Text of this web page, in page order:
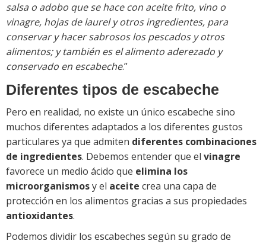
salsa o adobo que se hace con aceite frito, vino o
vinagre, hojas de laurel y otros ingredientes, para
conservar y hacer sabrosos los pescados y otros
alimentos; y también es el alimento aderezado y
conservado en escabeche.”
Diferentes tipos de escabeche
Pero en realidad, no existe un único escabeche sino
muchos diferentes adaptados a los diferentes gustos
particulares ya que admiten diferentes combinaciones
de ingredientes. Debemos entender que el vinagre
favorece un medio ácido que elimina los
microorganismosy el aceite crea una capa de
protección en los alimentos gracias a sus propiedades
antioxidantes.
Podemos dividir los escabeches según su grado de